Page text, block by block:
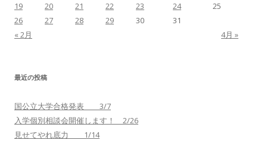
« 2月 4月 »
19
20 21 22 23 24
25
26
27 28 29 30 31
最近の投稿
国公立大学合格発表 3/7
入学個別相談会開催します！ 2/26
見せてやれ底力 1/14